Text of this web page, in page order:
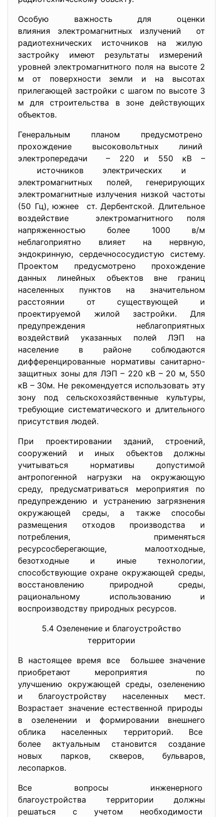
Особую важность для оценки
влияния электромагнитных излучений от
радиотехнических источников на жилую
застройку имеют результаты измерений
уровней электромагнитного поля на высоте 2
м от поверхности земли и на высотах
прилегающей застройки с шагом по высоте 3
м для строительства в зоне действующих
объектов.
Генеральным планом предусмотрено
прохождение высоковольтных линий
электропередачи – 220 и 550 кВ –
источников электрических и
электромагнитных полей, генерирующих
электромагнитные излучения низкой частоты
(50 Гц), южнее ст. Дербентской. Длительное
воздействие электромагнитного поля
напряженностью более 1000 в/м
неблагоприятно влияет на нервную,
эндокринную, сердечнососудистую систему.
Проектом предусмотрено прохождение
данных линейных объектов вне границ
населенных пунктов на значительном
расстоянии от существующей и
проектируемой жилой застройки. Для
предупреждения неблагоприятных
воздействий указанных полей ЛЭП на
население в районе соблюдаются
дифференцированные нормативы санитарно-
защитных зоны для ЛЭП – 220 кВ – 20 м, 550
кВ – 30м. Не рекомендуется использовать эту
зону под сельскохозяйственные культуры,
требующие систематического и длительного
присутствия людей.
При проектировании зданий, строений,
сооружений и иных объектов должны
учитываться нормативы допустимой
антропогенной нагрузки на окружающую
среду, предусматриваться мероприятия по
предупреждению и устранению загрязнения
окружающей среды, а также способы
размещения отходов производства и
потребления, применяться
ресурсосберегающие, малоотходные,
безотходные и иные технологии,
способствующие охране окружающей среды,
восстановлению природной среды,
рациональному использованию и
воспроизводству природных ресурсов.
5.4 Озеленение и благоустройство
территории
В настоящее время все большее значение
приобретают мероприятия по
улучшению окружающей среды, озеленению
и благоустройству населенных мест.
Возрастает значение естественной природы
в озеленении и формировании внешнего
облика населенных территорий. Все
более актуальным становится создание
новых парков, скверов, бульваров,
лесопарков.
Все вопросы инженерного
благоустройства территории должны
решаться с учетом необходимости